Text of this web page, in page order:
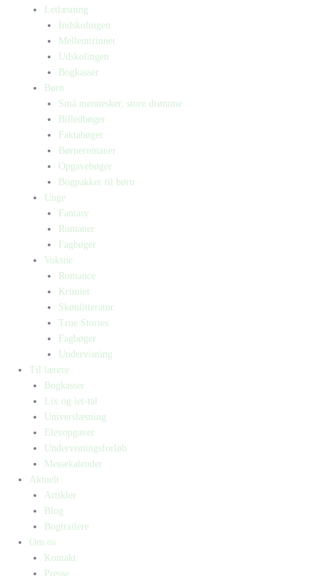
Letlæsning
Indskolingen
Mellemtrinnet
Udskolingen
Bogkasser
Børn
Små mennesker, store drømme
Billedbøger
Faktabøger
Børneromaner
Opgavebøger
Bogpakker til børn
Unge
Fantasy
Romaner
Fagbøger
Voksne
Romance
Krimier
Skønlitteratur
True Stories
Fagbøger
Undervisning
Til lærere
Bogkasser
Lix og let-tal
Universlæsning
Elevopgaver
Undervisningsforløb
Messekalender
Aktuelt
Artikler
Blog
Bogtrailere
Om os
Kontakt
Presse